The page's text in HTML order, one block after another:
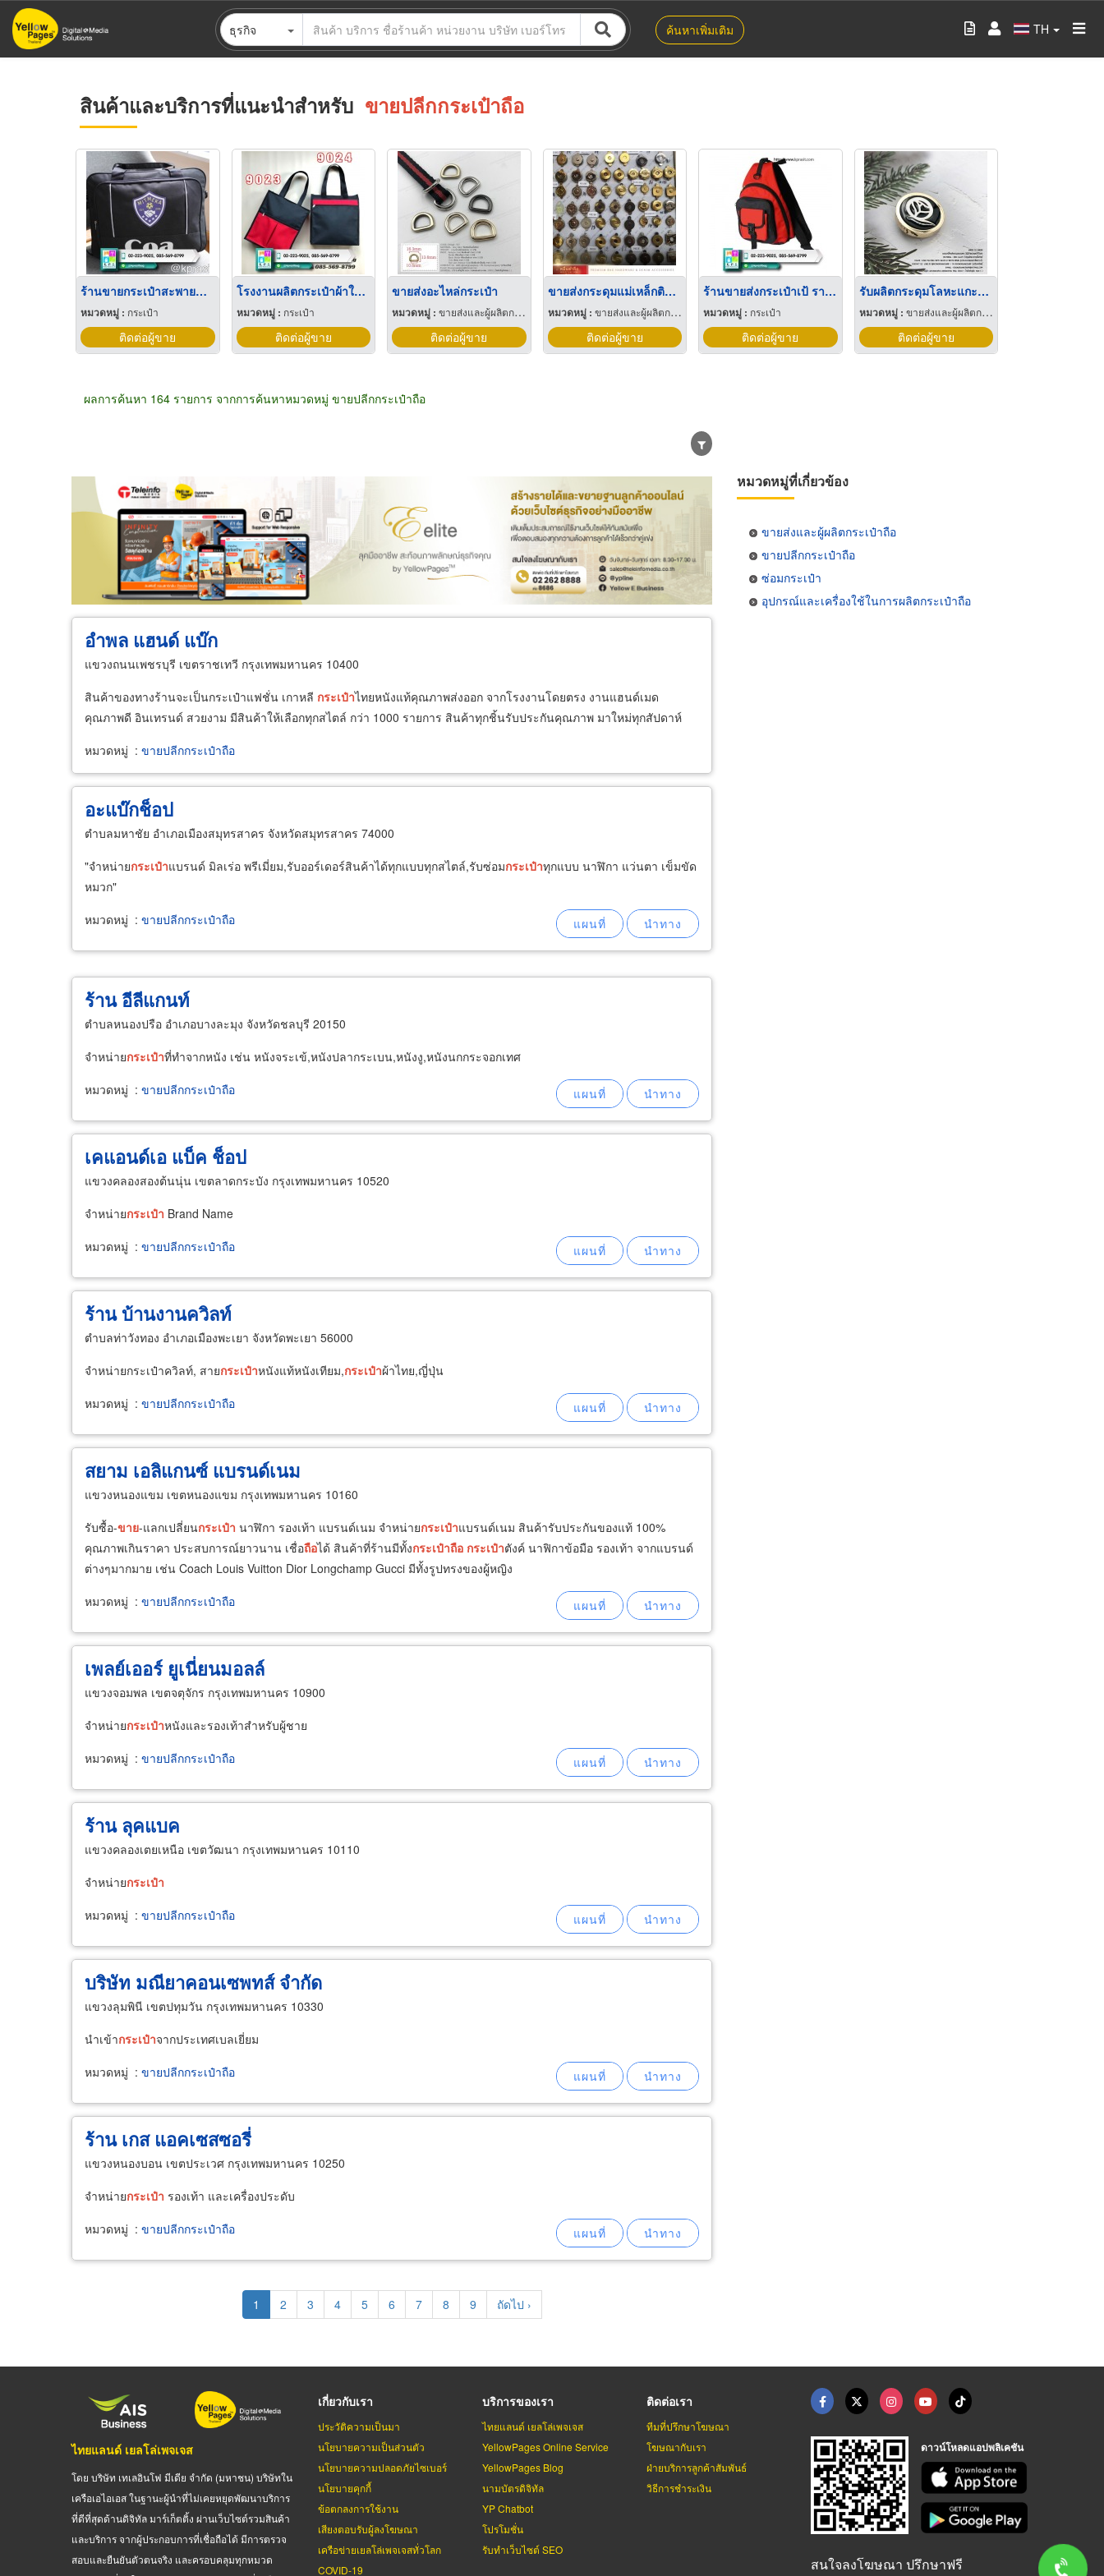
ข้าม
ไป
ธุรกิจ ค้นหาเพิ่มเติม TH
สินค้าและบริการที่แนะนำสำหรับ ขายปลีกกระเป๋าถือ
ร้านขายกระเป๋าสะพายข้าง
หมวดหมู่ : กระเป๋า
ติดต่อผู้ขาย
โรงงานผลิตกระเป๋าผ้าใส่เอกสาร
หมวดหมู่ : กระเป๋า
ติดต่อผู้ขาย
ขายส่งอะไหล่กระเป๋า
หมวดหมู่ : ขายส่งและผู้ผลิตกระเป๋าถือ
ติดต่อผู้ขาย
ขายส่งกระดุมแม่เหล็กติดกระเป๋า
หมวดหมู่ : ขายส่งและผู้ผลิตกระเป๋าถือ
ติดต่อผู้ขาย
ร้านขายส่งกระเป๋าเป้ ราคาโรงงาน
หมวดหมู่ : กระเป๋า
ติดต่อผู้ขาย
รับผลิตกระดุมโลหะแกะโลโก้ตามออเดอร์
หมวดหมู่ : ขายส่งและผู้ผลิตกระเป๋าถือ
ติดต่อผู้ขาย
ผลการค้นหา 164 รายการ จากการค้นหาหมวดหมู่ ขายปลีกกระเป๋าถือ
ขายส่ง ขายปลีก ผู้ผลิต ตัวแทนจัดจำหน่าย ผู้ส่งออก/นำเข้า ธุรกิจบริการ
อำพล แฮนด์ แบ๊ก
แขวงถนนเพชรบุรี เขตราชเทวี กรุงเทพมหานคร 10400
สินค้าของทางร้านจะเป็นกระเป๋าแฟชั่น เกาหลี กระเป๋าไทยหนังแท้คุณภาพส่งออก จากโรงงานโดยตรง งานแฮนด์เมด
คุณภาพดี อินเทรนด์ สวยงาม มีสินค้าให้เลือกทุกสไตล์ กว่า 1000 รายการ สินค้าทุกชิ้นรับประกันคุณภาพ มาใหม่ทุกสัปดาห์
หมวดหมู่ : ขายปลีกกระเป๋าถือ
อะแบ๊กช็อป
ตำบลมหาชัย อำเภอเมืองสมุทรสาคร จังหวัดสมุทรสาคร 74000
"จำหน่ายกระเป๋าแบรนด์ มิลเร่อ พรีเมี่ยม,รับออร์เดอร์สินค้าได้ทุกแบบทุกสไตล์,รับซ่อมกระเป๋าทุกแบบ นาฬิกา แว่นตา เข็มขัด
หมวก"
หมวดหมู่ : ขายปลีกกระเป๋าถือ
ร้าน อีลีแกนท์
ตำบลหนองปรือ อำเภอบางละมุง จังหวัดชลบุรี 20150
จำหน่ายกระเป๋าที่ทำจากหนัง เช่น หนังจระเข้,หนังปลากระเบน,หนังงู,หนังนกกระจอกเทศ
หมวดหมู่ : ขายปลีกกระเป๋าถือ
เคแอนด์เอ แบ็ค ช็อป
แขวงคลองสองต้นนุ่น เขตลาดกระบัง กรุงเทพมหานคร 10520
จำหน่ายกระเป๋า Brand Name
หมวดหมู่ : ขายปลีกกระเป๋าถือ
ร้าน บ้านงานควิลท์
ตำบลท่าวังทอง อำเภอเมืองพะเยา จังหวัดพะเยา 56000
จำหน่ายกระเป๋าควิลท์, สายกระเป๋าหนังแท้หนังเทียม,กระเป๋าผ้าไทย,ญี่ปุ่น
หมวดหมู่ : ขายปลีกกระเป๋าถือ
สยาม เอลิแกนซ์ แบรนด์เนม
แขวงหนองแขม เขตหนองแขม กรุงเทพมหานคร 10160
รับซื้อ-ขาย-แลกเปลี่ยนกระเป๋า นาฬิกา รองเท้า แบรนด์เนม จำหน่ายกระเป๋าแบรนด์เนม สินค้ารับประกันของแท้ 100%
คุณภาพเกินราคา ประสบการณ์ยาวนาน เชื่อถือได้ สินค้าที่ร้านมีทั้งกระเป๋าถือ กระเป๋าตังค์ นาฟิกาข้อมือ รองเท้า จากแบรนด์
ต่างๆมากมาย เช่น Coach Louis Vuitton Dior Longchamp Gucci มีทั้งรูปทรงของผู้หญิง
หมวดหมู่ : ขายปลีกกระเป๋าถือ
เพลย์เออร์ ยูเนี่ยนมอลล์
แขวงจอมพล เขตจตุจักร กรุงเทพมหานคร 10900
จำหน่ายกระเป๋าหนังและรองเท้าสำหรับผู้ชาย
หมวดหมู่ : ขายปลีกกระเป๋าถือ
ร้าน ลุคแบค
แขวงคลองเตยเหนือ เขตวัฒนา กรุงเทพมหานคร 10110
จำหน่ายกระเป๋า
หมวดหมู่ : ขายปลีกกระเป๋าถือ
บริษัท มณียาคอนเซพทส์ จำกัด
แขวงลุมพินี เขตปทุมวัน กรุงเทพมหานคร 10330
นำเข้ากระเป๋าจากประเทศเบลเยี่ยม
หมวดหมู่ : ขายปลีกกระเป๋าถือ
ร้าน เกส แอคเซสซอรี่
แขวงหนองบอน เขตประเวศ กรุงเทพมหานคร 10250
จำหน่ายกระเป๋า รองเท้า และเครื่องประดับ
หมวดหมู่ : ขายปลีกกระเป๋าถือ
Current
page
1 Page
2 Page
3 Page
4 Page
5 Page
6 Page
7 Page
8 Page
9
Next
page
ถัดไป ›
หมวดหมู่ที่เกี่ยวข้อง
ขายส่งและผู้ผลิตกระเป๋าถือ
ขายปลีกกระเป๋าถือ
ซ่อมกระเป๋า
อุปกรณ์และเครื่องใช้ในการผลิตกระเป๋าถือ
ไทยแลนด์ เยลโล่เพจเจส
โดย บริษัท เทเลอินโฟ มีเดีย จำกัด (มหาชน) บริษัทใน
เครือเอไอเอส ในฐานะผู้นำที่ไม่เคยหยุดพัฒนาบริการ
ที่ดีที่สุดด้านดิจิทัล มาร์เก็ตติ้ง ผ่านเว็บไซต์รวมสินค้า
และบริการ จากผู้ประกอบการที่เชื่อถือได้ มีการตรวจ
สอบและยืนยันตัวตนจริง และครอบคลุมทุกหมวด
เกี่ยวกับเรา
ประวัติความเป็นมา
นโยบายความเป็นส่วนตัว
นโยบายความปลอดภัยไซเบอร์
นโยบายคุกกี้
ข้อตกลงการใช้งาน
เสียงตอบรับผู้ลงโฆษณา
เครือข่ายเยลโล่เพจเจสทั่วโลก
COVID-19
บริการของเรา
ไทยแลนด์ เยลโล่เพจเจส
YellowPages Online Service
YellowPages Blog
นามบัตรดิจิทัล
YP Chatbot
โปรโมชั่น
รับทำเว็บไซต์ SEO
ติดต่อเรา
ทีมที่ปรึกษาโฆษณา
โฆษณากับเรา
ฝ่ายบริการลูกค้าสัมพันธ์
วิธีการชำระเงิน
ดาวน์โหลดแอปพลิเคชัน
สนใจลงโฆษณา ปรึกษาฟรี